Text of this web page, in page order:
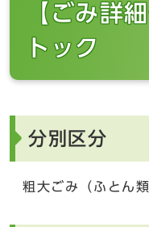
【ごみ詳
トック
分別区分
粗大ごみ（ふとん類